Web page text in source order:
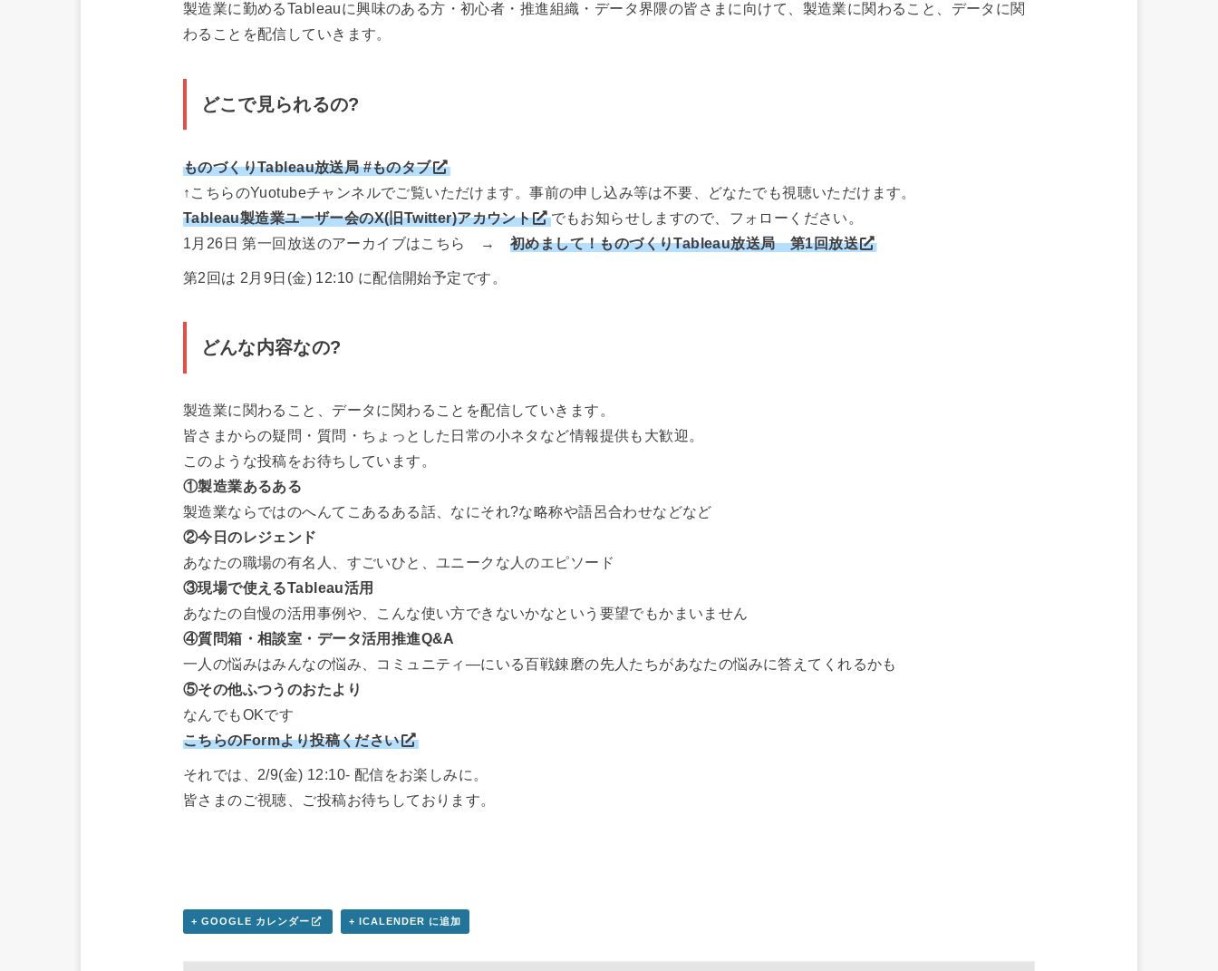
製造業に勤めるTableauに興味のある方・初心者・推進組織・データ界隈の皆さまに向けて、製造業に関わること、データに関
わることを配信していきます。
どこで見られるの?
ものづくりTableau放送局 #ものタブ
↑こちらのYuotubeチャンネルでご覧いただけます。事前の申し込み等は不要、どなたでも視聴いただけます。
Tableau製造業ユーザー会のX(旧Twitter)アカウント
でもお知らせしますので、フォローください。
1月26日 第一回放送のアーカイブはこちら → 初めまして！ものづくりTableau放送局 第1回放送
第2回は 2月9日(金) 12:10 に配信開始予定です。
どんな内容なの?
製造業に関わること、データに関わることを配信していきます。
皆さまからの疑問・質問・ちょっとした日常の小ネタなど情報提供も大歓迎。
このような投稿をお待ちしています。
①製造業あるある
製造業ならではのへんてこあるある話、なにそれ?な略称や語呂合わせなどなど
②今日のレジェンド
あなたの職場の有名人、すごいひと、ユニークな人のエピソード
③現場で使えるTableau活用
あなたの自慢の活用事例や、こんな使い方できないかなという要望でもかまいません
④質問箱・相談室・データ活用推進Q&A
一人の悩みはみんなの悩み、コミュニティ―にいる百戦錬磨の先人たちがあなたの悩みに答えてくれるかも
⑤その他ふつうのおたより
なんでもOKです
こちらのFormより投稿ください
それでは、2/9(金) 12:10- 配信をお楽しみに。
皆さまのご視聴、ご投稿お待ちしております。
+ GOOGLE カレンダー + ICALENDER に追加